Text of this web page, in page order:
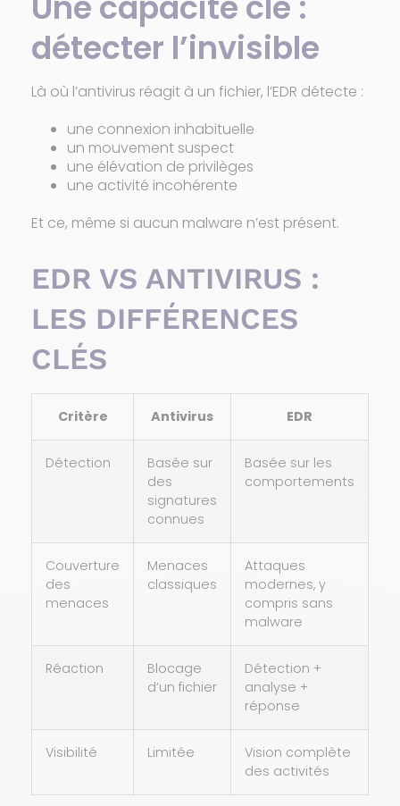
détecter l’invisible
Là où l’antivirus réagit à un fichier, l’EDR détecte :
une connexion inhabituelle
un mouvement suspect
une élévation de privilèges
une activité incohérente
Et ce, même si aucun malware n’est présent.
EDR VS ANTIVIRUS :
LES DIFFÉRENCES
CLÉS
Critère Antivirus EDR
Détection
Basée sur
des
signatures
connues
Basée sur les
comportements
Couverture
des
menaces
Menaces
classiques
Attaques
modernes, y
compris sans
malware
Réaction
Blocage
d’un fichier
Détection +
analyse +
réponse
Visibilité Limitée
Vision complète
des activités